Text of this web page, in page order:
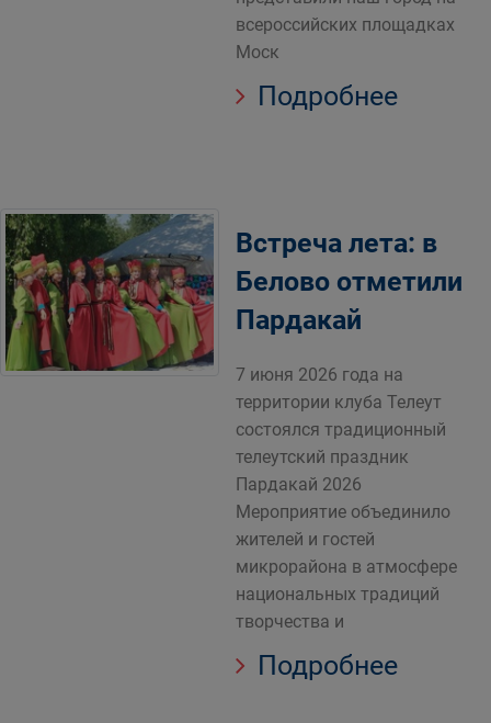
всероссийских площадках
Моск
Подробнее
Встреча лета: в
Белово отметили
Пардакай
7 июня 2026 года на
территории клуба Телеут
состоялся традиционный
телеутский праздник
Пардакай 2026
Мероприятие объединило
жителей и гостей
микрорайона в атмосфере
национальных традиций
творчества и
Подробнее